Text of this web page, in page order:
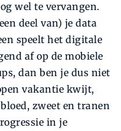
wel te vervangen.
deel van) je data
speelt het digitale
af op de mobiele
dan ben je dus niet
vakantie kwijt,
zweet en tranen
in je